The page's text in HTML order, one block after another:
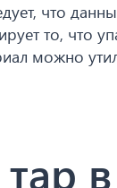
что
то, что
можно
в